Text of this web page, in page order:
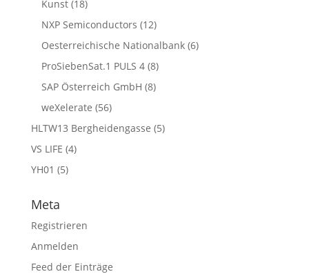
Kunst(18)
NXP Semiconductors (12)
Oesterreichische Nationalbank(6)
ProSiebenSat.1 PULS 4(8)
SAP Österreich GmbH (8)
weXelerate (56)
HLTW13 Bergheidengasse (5)
VS LIFE (4)
YH01 (5)
Meta
Registrieren
Anmelden
Feed der Einträge